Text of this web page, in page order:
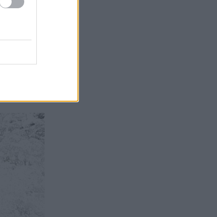
ο πανέμορφος
καταβάσεις
μόνο
ότι τα